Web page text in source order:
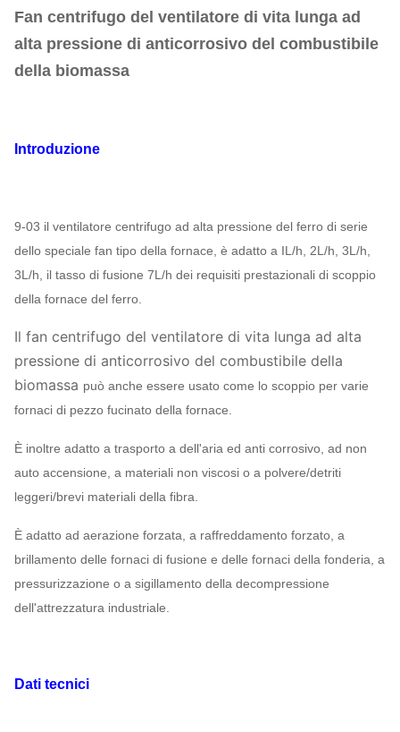
Fan centrifugo del ventilatore di vita lunga ad
alta pressione di anticorrosivo del combustibile
della biomassa
Introduzione
9-03 il ventilatore centrifugo ad alta pressione del ferro di serie
dello speciale fan tipo della fornace, è adatto a IL/h, 2L/h, 3L/h,
3L/h, il tasso di fusione 7L/h dei requisiti prestazionali di scoppio
della fornace del ferro.
Il fan centrifugo del ventilatore di vita lunga ad alta
pressione di anticorrosivo del combustibile della
biomassa può anche essere usato come lo scoppio per varie
fornaci di pezzo fucinato della fornace.
È inoltre adatto a trasporto a dell'aria ed anti corrosivo, ad non
auto accensione, a materiali non viscosi o a polvere/detriti
leggeri/brevi materiali della fibra.
È adatto ad aerazione forzata, a raffreddamento forzato, a
brillamento delle fornaci di fusione e delle fornaci della fonderia, a
pressurizzazione o a sigillamento della decompressione
dell'attrezzatura industriale.
Dati tecnici